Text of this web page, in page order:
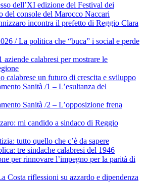
dell’XI edizione del Festival dei
del console del Marocco Naccari
incontra il prefetto di Reggio Clara
/ La politica che “buca” i social e perde
calabresi per mostrare le
calabrese un futuro di crescita e sviluppo
Sanità /1 – L’esultanza del
Sanità /2 – L’opposizione frena
mi candido a sindaco di Reggio
tutto quello che c’è da sapere
tre sindache calabresi del 1946
per rinnovare l’impegno per la parità di
Costa riflessioni su azzardo e dipendenza